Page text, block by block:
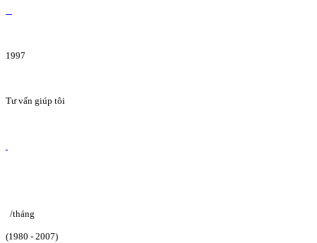
1997
Tư vấn giúp tôi
/tháng
(1980 - 2007)